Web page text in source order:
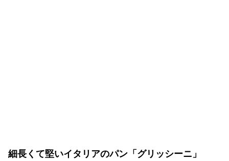
細長くて堅いイタリアのパン「グリッシーニ」